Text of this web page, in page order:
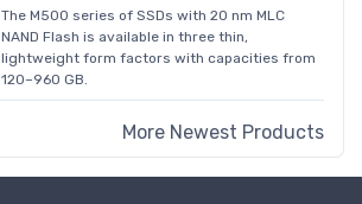
The M500 series of SSDs with 20 nm MLC
NAND Flash is available in three thin,
lightweight form factors with capacities from
120–960 GB.
More Newest Products